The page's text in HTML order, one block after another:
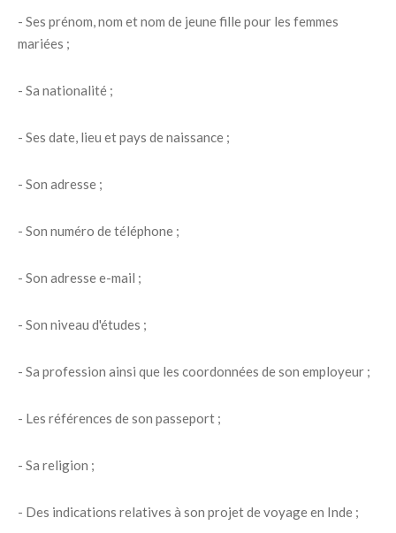
- Ses prénom, nom et nom de jeune fille pour les femmes
mariées ;
- Sa nationalité ;
- Ses date, lieu et pays de naissance ;
- Son adresse ;
- Son numéro de téléphone ;
- Son adresse e-mail ;
- Son niveau d'études ;
- Sa profession ainsi que les coordonnées de son employeur ;
- Les références de son passeport ;
- Sa religion ;
- Des indications relatives à son projet de voyage en Inde ;